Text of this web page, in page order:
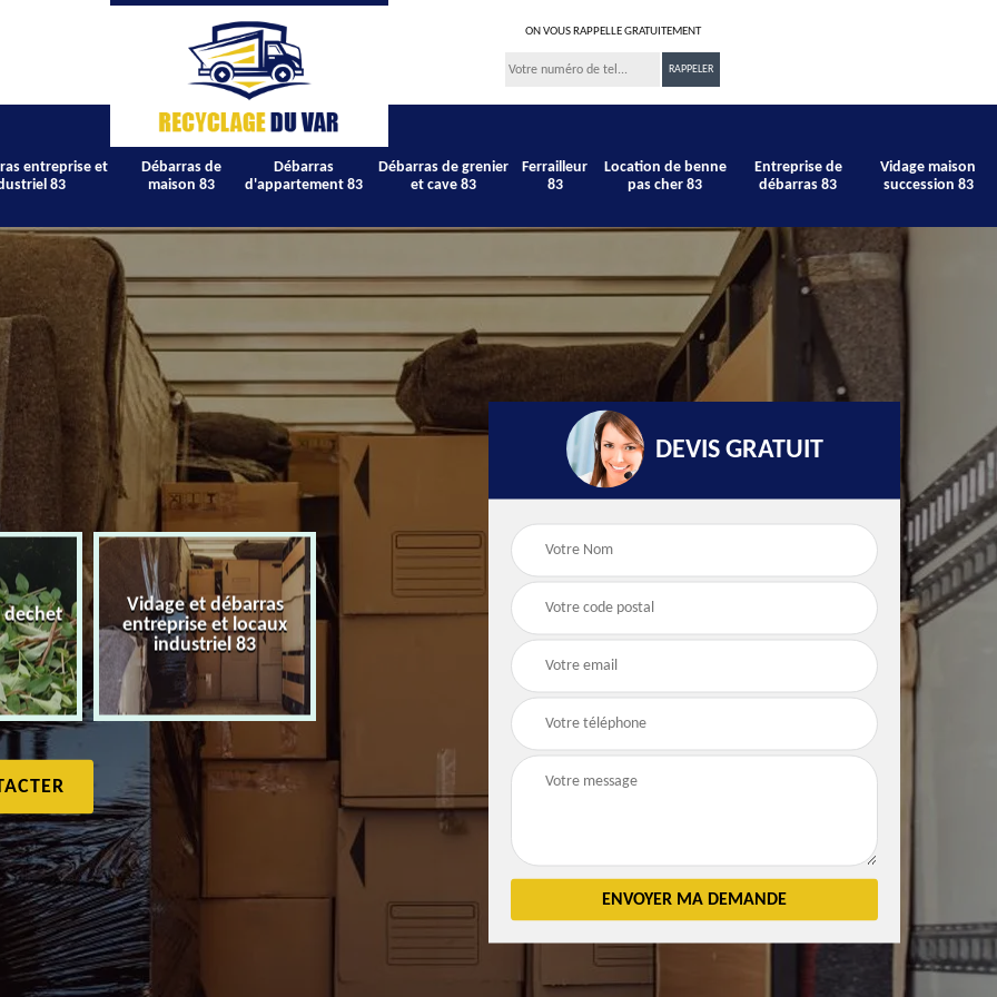
ON VOUS RAPPELLE GRATUITEMENT
entreprise et
83
Débarras de
maison 83
Débarras
d'appartement 83
Débarras de grenier
et cave 83
Ferrailleur
83
Location de benne
pas cher 83
Entreprise de
débarras 83
Vidage maison
succession 83
dechet
Vidage et débarras
entreprise et locaux
industriel 83
Débarras de maison 83
Débarras
d'appartement 83
Débarras de grenier et
cave 83
DEVIS GRATUIT